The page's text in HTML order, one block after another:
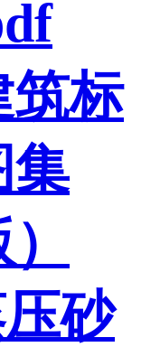
筑标
集
砂